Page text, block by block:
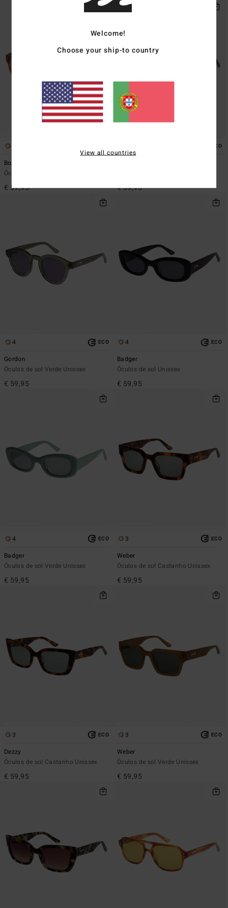
Boot
Óculos de sol Castanho Unissex
€ 59,95
ECO
€ 59,95
4 ECO
Gordon
Óculos de sol Verde Unissex
€ 59,95
4 ECO
Badger
Óculos de sol Unissex
€ 59,95
4 ECO
Badger
Óculos de sol Verde Unissex
€ 59,95
3 ECO
Weber
Óculos de sol Castanho Unissex
€ 59,95
3 ECO
Dezzy
Óculos de sol Castanho Unissex
€ 59,95
3 ECO
Weber
Óculos de sol Verde Unissex
€ 59,95
Welcome!
Choose your ship-to country
View all countries